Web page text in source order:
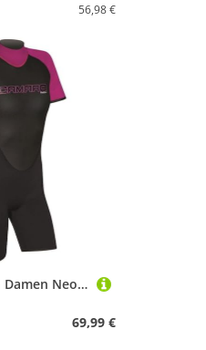
56,98 €
CAMARO Flex Skin Damen Neopren Shorty Neoprenanzug (2XL (44))
69,99 €